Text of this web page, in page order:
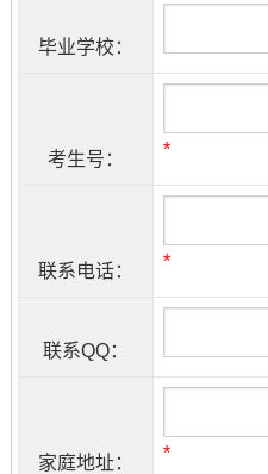
毕业学校：
考生号： *
联系电话： *
联系QQ：
家庭地址： *